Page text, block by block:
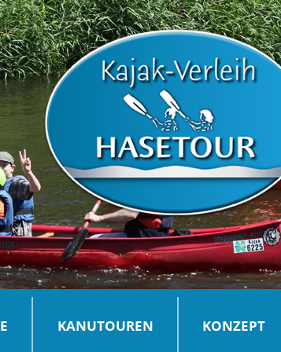
KANUTOUREN KONZEPT